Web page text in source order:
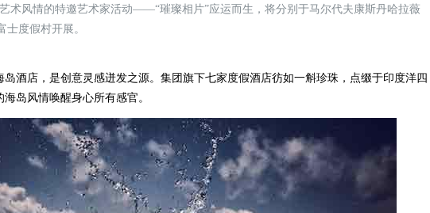
术风情的特邀艺术家活动——“璀璨相片”应运而生，将分别于马尔代夫康斯丹哈拉薇
士度假村开展。
店，是创意灵感迸发之源。集团旗下七家度假酒店彷如一斛珍珠，点缀于印度洋四
岛风情唤醒身心所有感官。